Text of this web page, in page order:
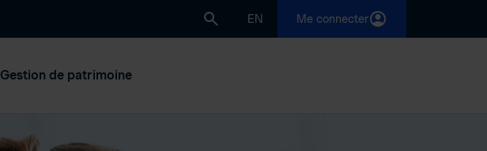
EN Me connecter
Gestion de patrimoine